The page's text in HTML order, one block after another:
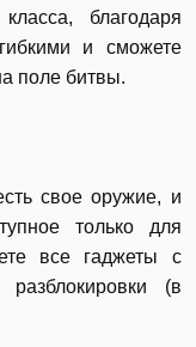
благодаря
и сможете
поле битвы.
свое оружие, и
только для
все гаджеты с
(в